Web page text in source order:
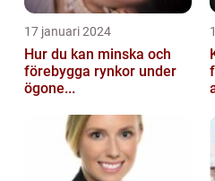
17 januari 2024
Hur du kan minska och
förebygga rynkor under
ögone...